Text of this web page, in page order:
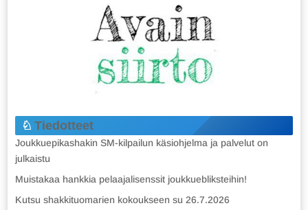
Tiedotteet
Joukkuepikashakin SM-kilpailun käsiohjelma ja palvelut on
julkaistu
Muistakaa hankkia pelaajalisenssit joukkuebliksteihin!
Kutsu shakkituomarien kokoukseen su 26.7.2026